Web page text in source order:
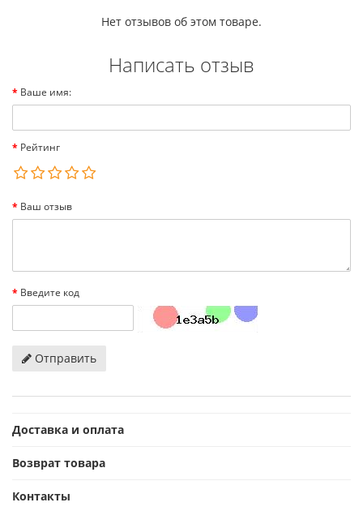
Нет отзывов об этом товаре.
Написать отзыв
Ваше имя:
Рейтинг
Ваш отзыв
Введите код
Отправить
Доставка и оплата
Возврат товара
Контакты